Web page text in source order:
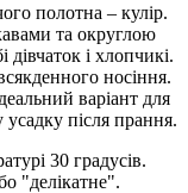
полотна – кулір.
та округлою
і хлопчикі.
носіння.
варіант для
після прання.
30 градусів.
"делікатне".